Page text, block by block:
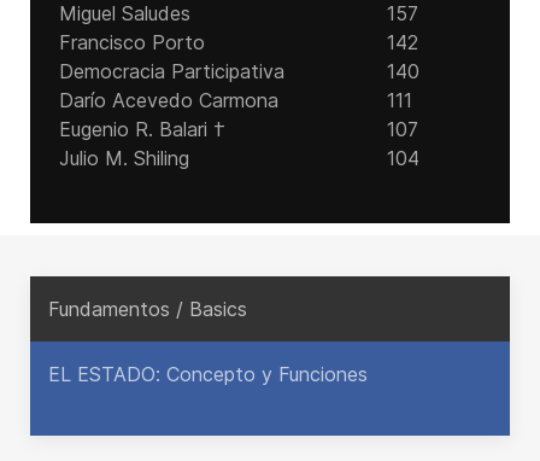
Miguel Saludes
157
Francisco Porto
142
Democracia Participativa
140
Darío Acevedo Carmona
111
Eugenio R. Balari †
107
Julio M. Shiling
104
Fundamentos / Basics
EL ESTADO: Concepto y Funciones